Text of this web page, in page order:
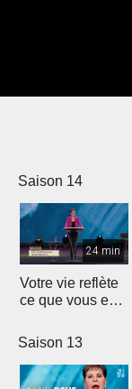
Saison 14
24 min
Votre vie reflète
ce que vous en
Saison 13